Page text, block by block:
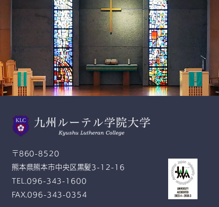
Gratitude and Service
〒860-8520
熊本県熊本市中央区黒髪3-12-16
TEL.096-343-1600
FAX.096-343-0354